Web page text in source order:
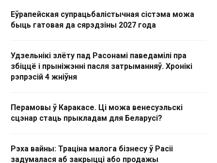
Еўрапейская супрацьбалістычная сістэма можа
быць гатовая да сярэдзіны 2027 года
Удзельнікі злёту пад Расонамі паведамілі пра
збіццё і прыніжэнні пасля затрыманняў. Хронікі
рэпрэсій 4 жніўня
Перамовы ў Каракасе. Ці можа венесуэльскі
сцэнар стаць прыкладам для Беларусі?
Рэха вайны: Траціна малога бізнесу ў Расіі
задумалася аб закрыцці або продажы